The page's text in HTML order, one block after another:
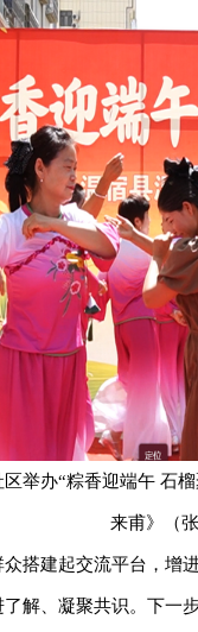
举办“粽香迎端午 石
来甫》（
搭建起交流平台，增
解、凝聚共识。下